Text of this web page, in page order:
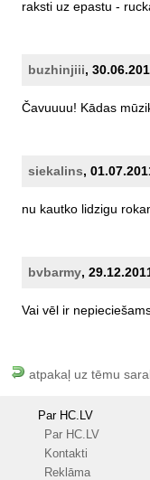
raksti uz epastu -
buzhinjiii,
Čavuuuu! Kādas
siekalins,
nu kautko lidzigu
bvbarmy,
Vai vēl ir
atpakaļ uz tēmu
Par HC.LV
Par HC.LV
Kontakti
Reklāma